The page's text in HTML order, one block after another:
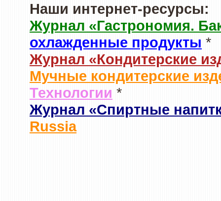
Наши интернет-ресурсы:
Журнал «Гастрономия.
охлажденные продукты *
Журнал «Кондитерские
Мучные кондитерские
Технологии *
Журнал «Спиртные
Russia